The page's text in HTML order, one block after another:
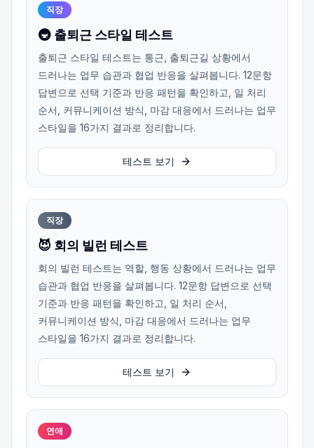
직장
🚇 출퇴근 스타일 테스트
출퇴근 스타일 테스트는 통근, 출퇴근길 상황에서
드러나는 업무 습관과 협업 반응을 살펴봅니다. 12문항
답변으로 선택 기준과 반응 패턴을 확인하고, 일 처리
순서, 커뮤니케이션 방식, 마감 대응에서 드러나는 업무
스타일을 16가지 결과로 정리합니다.
테스트 보기
직장
😈 회의 빌런 테스트
회의 빌런 테스트는 역할, 행동 상황에서 드러나는 업무
습관과 협업 반응을 살펴봅니다. 12문항 답변으로 선택
기준과 반응 패턴을 확인하고, 일 처리 순서,
커뮤니케이션 방식, 마감 대응에서 드러나는 업무
스타일을 16가지 결과로 정리합니다.
테스트 보기
연애